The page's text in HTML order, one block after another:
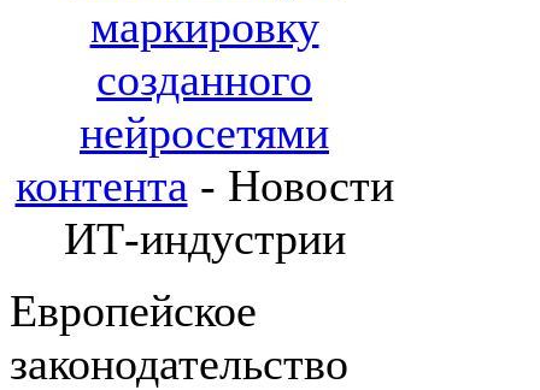
маркировку
созданного
нейросетями
контента - Новости
ИТ-индустрии
Европейское
законодательство